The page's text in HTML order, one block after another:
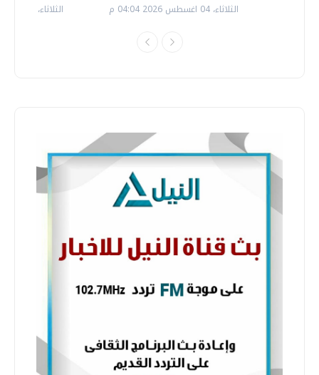
الثلاثاء، 14 يوليو 2026 06:11 م الثلاثاء، 04 اغسطس 2026 04:04 م